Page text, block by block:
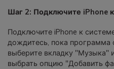
Шаг 2: Подключите iPhone
Подключите iPhone к
дождитесь, пока программа
выберите вкладку "Музыка"
выбрать опцию "Добавить